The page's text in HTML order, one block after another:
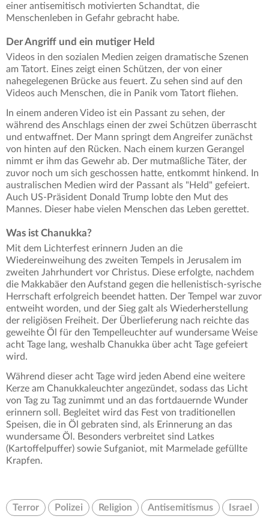
einer antisemitisch motivierten Schandtat, die
Menschenleben in Gefahr gebracht habe.
Der Angriff und ein mutiger Held
Videos in den sozialen Medien zeigen dramatische Szenen
am Tatort. Eines zeigt einen Schützen, der von einer
nahegelegenen Brücke aus feuert. Zu sehen sind auf den
Videos auch Menschen, die in Panik vom Tatort fliehen.
In einem anderen Video ist ein Passant zu sehen, der
während des Anschlags einen der zwei Schützen überrascht
und entwaffnet. Der Mann springt dem Angreifer zunächst
von hinten auf den Rücken. Nach einem kurzen Gerangel
nimmt er ihm das Gewehr ab. Der mutmaßliche Täter, der
zuvor noch um sich geschossen hatte, entkommt hinkend. In
australischen Medien wird der Passant als "Held" gefeiert.
Auch US-Präsident Donald Trump lobte den Mut des
Mannes. Dieser habe vielen Menschen das Leben gerettet.
Was ist Chanukka?
Mit dem Lichterfest erinnern Juden an die
Wiedereinweihung des zweiten Tempels in Jerusalem im
zweiten Jahrhundert vor Christus. Diese erfolgte, nachdem
die Makkabäer den Aufstand gegen die hellenistisch-syrische
Herrschaft erfolgreich beendet hatten. Der Tempel war zuvor
entweiht worden, und der Sieg galt als Wiederherstellung
der religiösen Freiheit. Der Überlieferung nach reichte das
geweihte Öl für den Tempelleuchter auf wundersame Weise
acht Tage lang, weshalb Chanukka über acht Tage gefeiert
wird.
Während dieser acht Tage wird jeden Abend eine weitere
Kerze am Chanukkaleuchter angezündet, sodass das Licht
von Tag zu Tag zunimmt und an das fortdauernde Wunder
erinnern soll. Begleitet wird das Fest von traditionellen
Speisen, die in Öl gebraten sind, als Erinnerung an das
wundersame Öl. Besonders verbreitet sind Latkes
(Kartoffelpuffer) sowie Sufganiot, mit Marmelade gefüllte
Krapfen.
Terror Polizei Religion Antisemitismus Israel